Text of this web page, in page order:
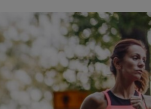
TEAM
JOBS
TEILNAHMEBEDINGUNGEN